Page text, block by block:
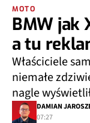
MOTO
BMW jak
a tu
Właściciele
niemałe
nagle
DAMIAN
07:27